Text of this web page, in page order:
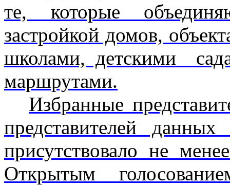
те, которые
застройкой домов,
школами, детскими
маршрутами.
Избранные
представи­телей
присутствовало не
Открытым